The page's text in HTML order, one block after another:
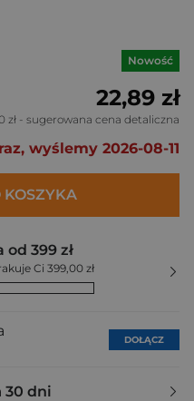
Nowość
22,89 zł
zł - sugerowana cena detaliczna
wyślemy 2026-08-11
399 zł
Ci 399,00 zł
DOŁĄCZ
30 dni